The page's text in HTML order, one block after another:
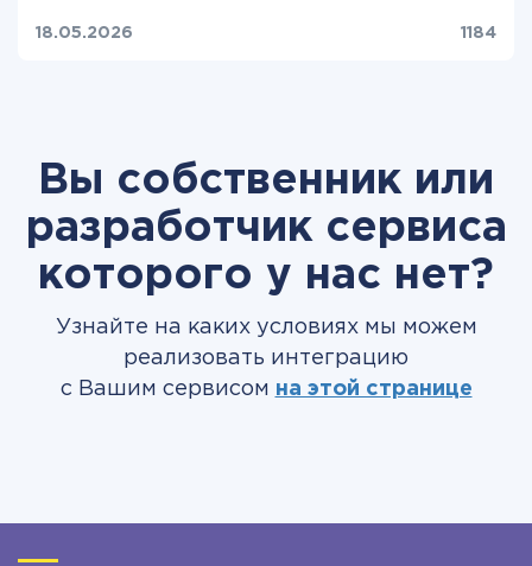
18.05.2026 1184
Вы собственник или
разработчик сервиса
которого у нас нет?
Узнайте на каких условиях мы можем
реализовать интеграцию
с Вашим сервисом на этой странице